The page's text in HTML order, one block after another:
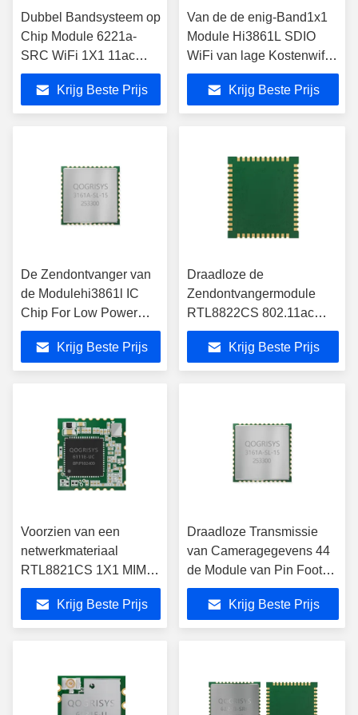
Dubbel Bandsysteem op
Chip Module 6221a-
SRC WiFi 1X1 11ac
Bluetooth 4,2 voor
ProjectorKrijg Beste Prijs
Van de de enig-Band1x1
Module Hi3861L SDIO
WiFi van lage Kostenwifi
de Moduleieee
802.11b/g/nKrijg Beste Prijs
De Zendontvanger van
de Modulehi3861l IC
Chip For Low Power
Wireless Gegevens van
SDIO WiFiKrijg Beste Prijs
Draadloze de
Zendontvangermodule
RTL8822CS 802.11ac
Bluetooth van zegelgaten
voor OTT/TVKrijg Beste Prijs
Voorzien van een
netwerkmateriaal
RTL8821CS 1X1 MIMO
Remote Control Module
Krijg Beste Prijs
Draadloze Transmissie
van Cameragegevens 44
de Module van Pin Foot
2.4G Wlan
Krijg Beste Prijs